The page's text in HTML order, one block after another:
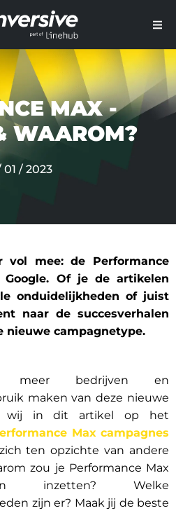
MAX -
WAAROM?
01 / 2023
mee: de Performance
Google. Of je de artikelen
onduidelijkheden of juist
naar de succesverhalen
nieuwe campagnetype.
meer bedrijven en
maken van deze nieuwe
wij in dit artikel op het
Max campagnes
ten opzichte van andere
zou je Performance Max
inzetten? Welke
zijn er? Maak jij de beste